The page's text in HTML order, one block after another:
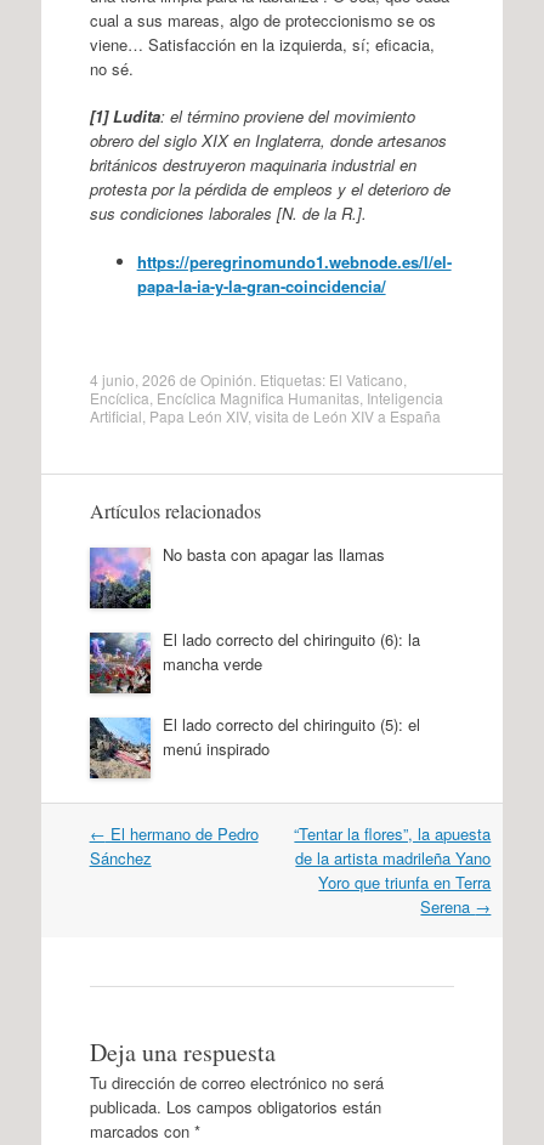
cual a sus mareas, algo de proteccionismo se os
viene… Satisfacción en la izquierda, sí; eficacia,
no sé.
[1] Ludita: el término proviene del movimiento
obrero del siglo XIX en Inglaterra, donde artesanos
británicos destruyeron maquinaria industrial en
protesta por la pérdida de empleos y el deterioro de
sus condiciones laborales [N. de la R.].
https://peregrinomundo1.webnode.es/l/el-
papa-la-ia-y-la-gran-coincidencia/
4 junio, 2026 de Opinión . Etiquetas: El Vaticano
Encíclica Encíclica Magnifica Humanitas, Inteligencia
Artificial Papa León XIV, visita de León XIV a España
Artículos relacionados
No basta con apagar las llamas
El lado correcto del chiringuito (6): la
mancha verde
El lado correcto del chiringuito (5): el
menú inspirado
Navegación
por
← El hermano de Pedro
Sánchez
“Tentar la flores”, la apuesta
de la artista madrileña Yano
Yoro que triunfa en Terra
Serena →
Deja una respuesta
Tu dirección de correo electrónico no será
publicada. Los campos obligatorios están
marcados con *